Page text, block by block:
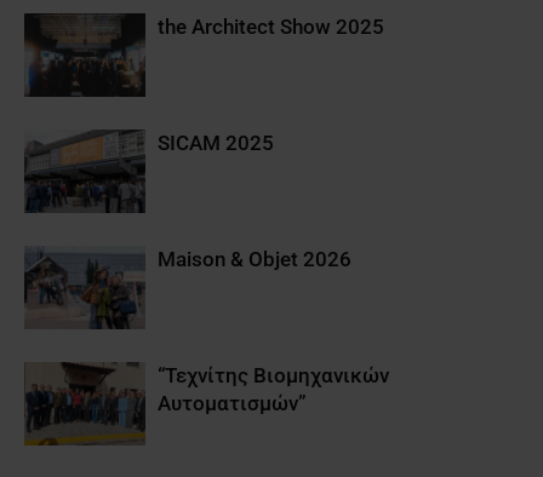
the Architect Show 2025
SICAM 2025
Maison & Objet 2026
“Τεχνίτης Βιομηχανικών
Αυτοματισμών”